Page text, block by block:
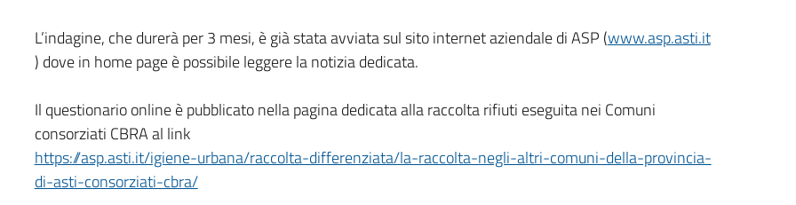
L’indagine, che durerà per 3 mesi, è già stata avviata sul sito internet aziendale di ASP (www.asp.asti.it
) dove in home page è possibile leggere la notizia dedicata.
Il questionario online è pubblicato nella pagina dedicata alla raccolta rifiuti eseguita nei Comuni
consorziati CBRA al link
https://asp.asti.it/igiene-urbana/raccolta-differenziata/la-raccolta-negli-altri-comuni-della-provincia-
di-asti-consorziati-cbra/